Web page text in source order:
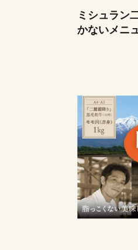
ミシュラン
かないメニ
西京味噌味
3パック）